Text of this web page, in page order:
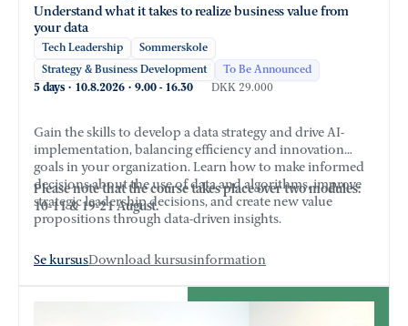
Understand what it takes to realize business value from
your data
Tech Leadership
Sommerskole
Strategy & Business Development
To Be Announced
5 days · 10.8.2026 · 9.00 - 16.30 DKK 29.000
Gain the skills to develop a data strategy and drive AI-
implementation, balancing efficiency and innovation
goals in your organization. Learn how to make informed
decisions about the use of data and algorithms, improve
strategic leadership decisions, and create new value
propositions through data-driven insights.
Please note that the course takes place over two modules:
10-11 & 19-21 August.
Se kursusDownload kursusinformation